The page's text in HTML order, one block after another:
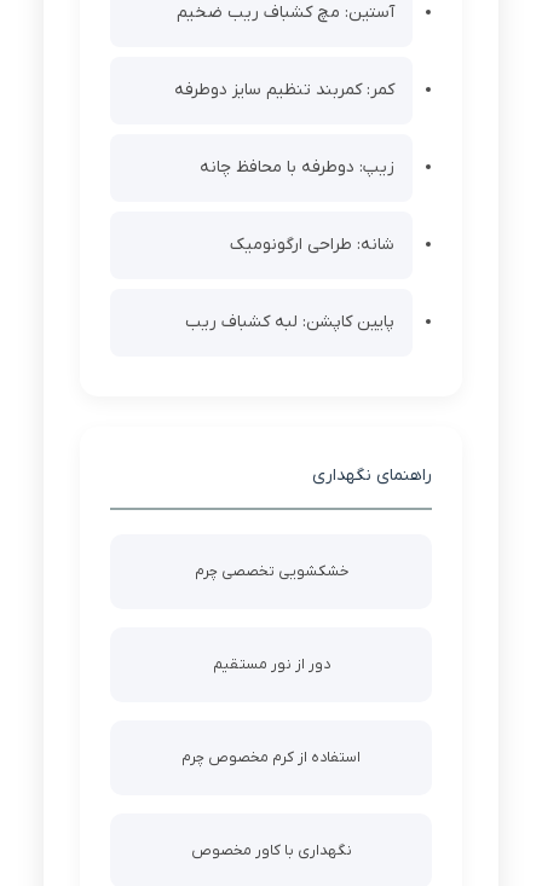
آستین: مچ کشباف ریب ضخیم
کمر: کمربند تنظیم سایز دوطرفه
زیپ: دوطرفه با محافظ چانه
شانه: طراحی ارگونومیک
پایین کاپشن: لبه کشباف ریب
راهنمای نگهداری
خشکشویی تخصصی چرم
دور از نور مستقیم
استفاده از کرم مخصوص چرم
نگهداری با کاور مخصوص